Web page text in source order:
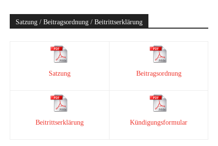
Satzung / Beitragsordnung / Beitrittserklärung
Satzung Beitragsordnung
Beitrittserklärung Kündigungsformular